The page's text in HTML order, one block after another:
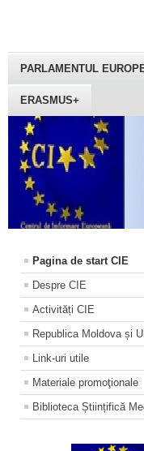
PARLAMENTUL
ERASMUS+
Pagina de start CIE
Despre CIE
Activități CIE
Republica Moldova și
Link-uri utile
Materiale promoţionale
Biblioteca Științifică